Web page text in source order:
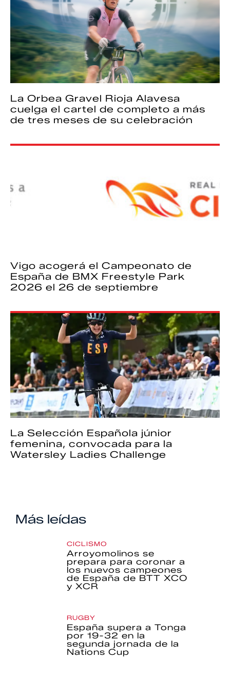
La Orbea Gravel Rioja Alavesa
cuelga el cartel de completo a más
de tres meses de su celebración
Vigo acogerá el Campeonato de
España de BMX Freestyle Park
2026 el 26 de septiembre
La Selección Española júnior
femenina, convocada para la
Watersley Ladies Challenge
Más leídas
CICLISMO
Arroyomolinos se
prepara para coronar a
los nuevos campeones
de España de BTT XCO
y XCR
RUGBY
España supera a Tonga
por 19-32 en la
segunda jornada de la
Nations Cup